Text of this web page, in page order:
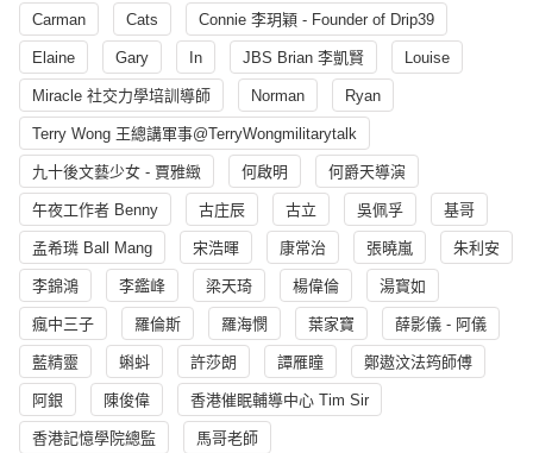
Carman Cats Connie 李玥穎 - Founder of Drip39
Elaine Gary In JBS Brian 李凱賢 Louise
Miracle 社交力學培訓導師 Norman Ryan
Terry Wong 王總講軍事@TerryWongmilitarytalk
九十後文藝少女 - 賈雅緻 何啟明 何爵天導演
午夜工作者 Benny 古庄辰 古立 吳佩孚 基哥
孟希璘 Ball Mang 宋浩暉 康常治 張曉嵐 朱利安
李錦鴻 李鑑峰 梁天琦 楊偉倫 湯寳如
瘋中三子 羅倫斯 羅海憫 葉家寶 薛影儀 - 阿儀
藍精靈 蝌蚪 許莎朗 譚雁瞳 鄭遨汶法筠師傅
阿銀 陳俊偉 香港催眠輔導中心 Tim Sir
香港記憶學院總監 馬哥老師